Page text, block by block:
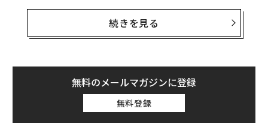
翻訳・編集＝荻原藤緒
最新号の購入はこちらから
メンバーシップに登録する
ネットで暗いニュースや悲観的な情報ばかりを延々と追
ないと不安になる「ノモフォビア（スマホ依存症）」、
大量の通知に圧倒される「過剰通知」に、スマホの使い
過ぎによる「デジタル疲労」など、たしかに良いことば
かりではない。「幻想振動症候群（ファントムバイブレ
ーション症候群）」も、その一つだ。
続きを見る
無料のメールマガジンに登録
無料登録